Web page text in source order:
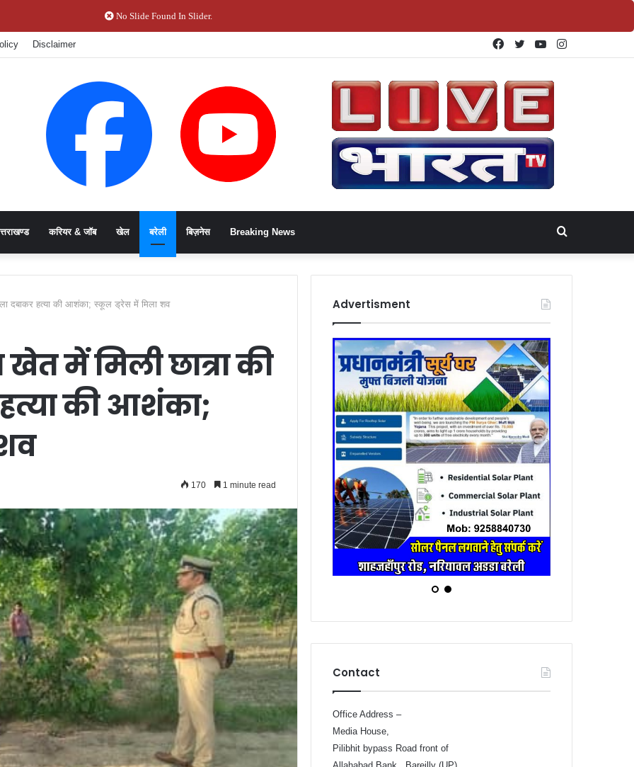
No Slide Found In Slider.
Disclaimer Instagram
YouTube
Twitter
Facebook
करियर & जॉब खेल बरेली बिज़नेस Breaking News
for
दबाकर हत्या की आशंका; स्कूल ड्रेस में मिला शव
में मिली छात्रा की
की आशंका;
170 1 minute read
Advertisment
Office Address –
Media House,
Pilibhit bypass Road front of
Allahabad Bank, Bareilly (UP)